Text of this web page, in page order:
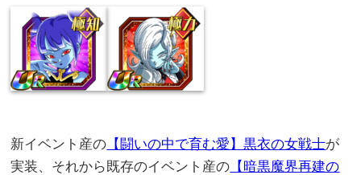
新イベント産の 【闘いの中で育む愛】黒衣の女戦士が
実装、それから既存のイベント産の 【暗黒魔界再建の